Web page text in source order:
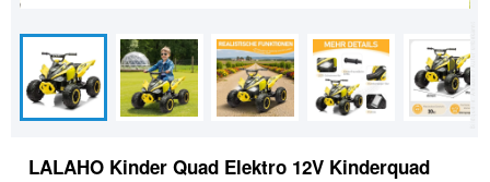
LALAHO Kinder Quad Elektro 12V Kinderquad